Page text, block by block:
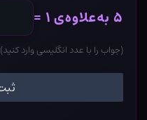
۵ به‌علاوه‌ی ۱ =
(جواب را با عدد انگلیسی وارد کنید)